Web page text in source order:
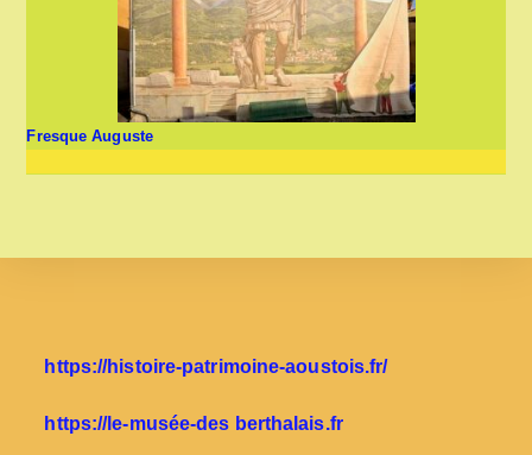
Fresque Auguste
https://histoire-patrimoine-aoustois.fr/
https://le-musée-des berthalais.fr